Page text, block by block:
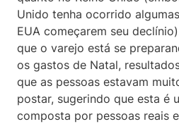
Unido tenha ocorrido
EUA começarem seu
que o varejo está se
os gastos de Natal,
que as pessoas estavam
postar, sugerindo que esta é
composta por pessoas reais